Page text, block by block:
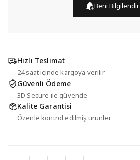
Beni Bilgilendir
Hızlı Teslimat
24 saat içinde kargoya verilir
Güvenli Ödeme
3D Secure ile güvende
Kalite Garantisi
Özenle kontrol edilmiş ürünler